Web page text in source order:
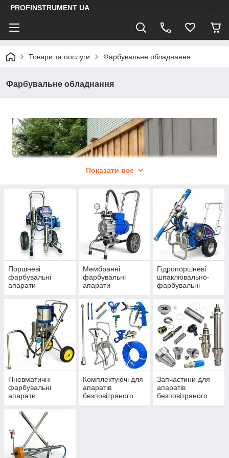
PROFINSTRUMENT UA
Товари та послуги Фарбувальне обладнання
Фарбувальне обладнання
Фарбувальне обладнання
Професійна техніка з оперативною
доставкою по Україні
У каталозі представлено якісне обладнання для
відрізняються високою надійністю, простотою
експлуатації, тривалим терміном служби. Великий
вибір додаткових аксесуарів для вирішення
Показати все
Поршневі
фарбувальні
апарати
Мембранні
фарбувальні
апарати
Гідропоршневі
шпаклювально-
фарбувальні
Пневматичні
фарбувальні
апарати
Комплектуючі для
апаратів
безповітряного
Запчастини для
апаратів
безповітряного